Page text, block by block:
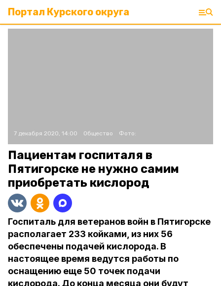
Портал Курского округа
7 декабря 2020, 14:00 Общество Фото:
Пациентам госпиталя в
Пятигорске не нужно самим
приобретать кислород
Госпиталь для ветеранов войн в Пятигорске
располагает 233 койками, из них 56
обеспечены подачей кислорода. В
настоящее время ведутся работы по
оснащению еще 50 точек подачи
кислорода. До конца месяца они будут